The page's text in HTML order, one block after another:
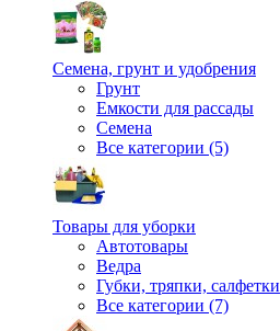
Семена, грунт и удобрения
Грунт
Емкости для рассады
Семена
Все категории (5)
Товары для уборки
Автотовары
Ведра
Губки, тряпки, салфетки
Все категории (7)